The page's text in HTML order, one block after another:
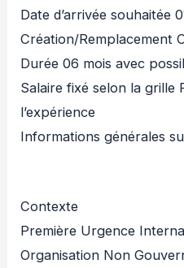
Date d’arrivée souhaitée
Création/Remplacement
Durée 06 mois avec
Salaire fixé selon la grille
l’expérience
Informations générales
Contexte
Première Urgence
Organisation Non